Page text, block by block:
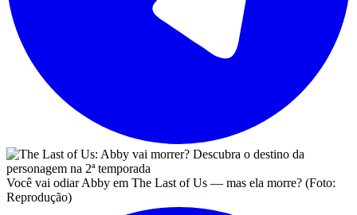
Você vai odiar Abby em The Last of Us — mas ela morre? (Foto:
Reprodução)